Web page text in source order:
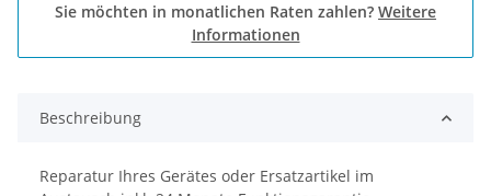
Sie möchten in monatlichen Raten zahlen? Weitere
Informationen
Beschreibung
Reparatur Ihres Gerätes oder Ersatzartikel im